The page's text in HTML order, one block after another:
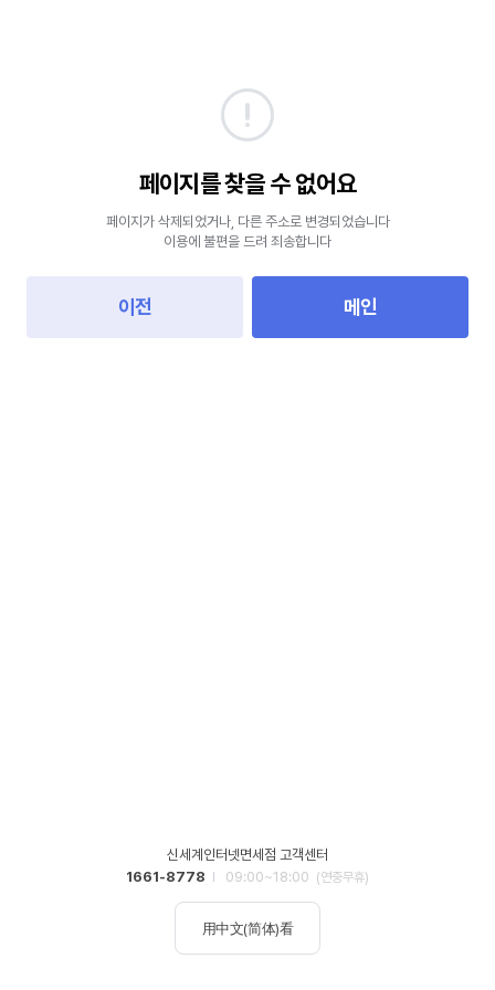
페이지를 찾을 수 없어요
페이지가 삭제되었거나, 다른 주소로 변경되었습니다
이용에 불편을 드려 죄송합니다
이전 메인
신세계인터넷면세점 고객센터
1661-8778
09:00~18:00 (연중무휴)
用中文(简体)看